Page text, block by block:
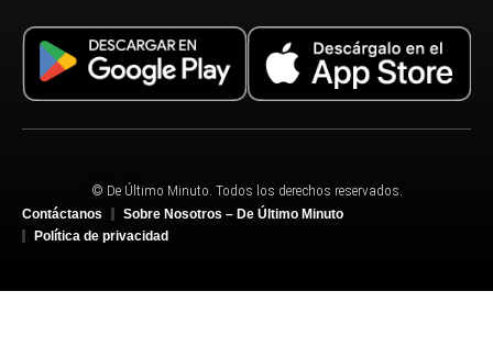
© De Último Minuto. Todos los derechos reservados.
Contáctanos
Sobre Nosotros – De Último Minuto
Política de privacidad